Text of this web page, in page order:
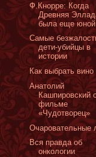
Ф.Кнорре: Когда
Древняя
была еще юной
Самые
дети-убийцы в
истории
Как выбрать вино
Анатолий
Кашпировский
фильме
«Чудотворец»
Очаровательные
Вся правда об
онкологии